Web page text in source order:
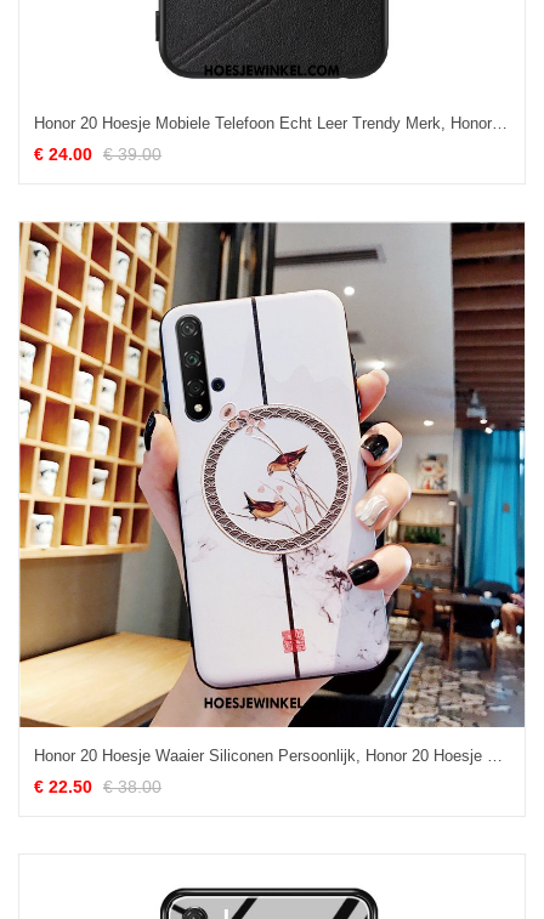
Honor 20 Hoesje Mobiele Telefoon Echt Leer Trendy Merk, Honor 20 Hoesje Zwart Bescherming
€ 24.00 € 39.00
Honor 20 Hoesje Waaier Siliconen Persoonlijk, Honor 20 Hoesje Chinese Stijl Vintage
€ 22.50 € 38.00